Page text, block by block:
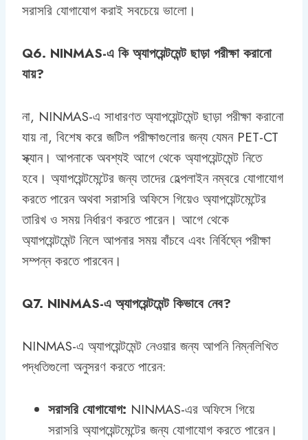
সরাসরি যোগাযোগ করাই সবচেয়ে ভালো।
Q6. NINMAS-এ কি অ্যাপয়েন্টমেন্ট ছাড়া পরীক্ষা করানো
যায়?
না, NINMAS-এ সাধারণত অ্যাপয়েন্টমেন্ট ছাড়া পরীক্ষা করানো
যায় না, বিশেষ করে জটিল পরীক্ষাগুলোর জন্য যেমন PET-CT
স্ক্যান। আপনাকে অবশ্যই আগে থেকে অ্যাপয়েন্টমেন্ট নিতে
হবে। অ্যাপয়েন্টমেন্টের জন্য তাদের হেল্পলাইন নম্বরে যোগাযোগ
করতে পারেন অথবা সরাসরি অফিসে গিয়েও অ্যাপয়েন্টমেন্টের
তারিখ ও সময় নির্ধারণ করতে পারেন। আগে থেকে
অ্যাপয়েন্টমেন্ট নিলে আপনার সময় বাঁচবে এবং নির্বিঘ্নে পরীক্ষা
সম্পন্ন করতে পারবেন।
Q7. NINMAS-এ অ্যাপয়েন্টমেন্ট কিভাবে নেব?
NINMAS-এ অ্যাপয়েন্টমেন্ট নেওয়ার জন্য আপনি নিম্নলিখিত
পদ্ধতিগুলো অনুসরণ করতে পারেন:
সরাসরি যোগাযোগ: NINMAS-এর অফিসে গিয়ে
সরাসরি অ্যাপয়েন্টমেন্টের জন্য যোগাযোগ করতে পারেন।